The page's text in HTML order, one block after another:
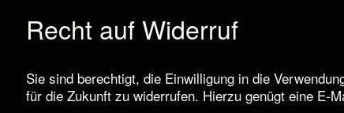
Recht auf Widerruf
Sie sind berechtigt, die Einwilligung in die
für die Zukunft zu widerrufen. Hierzu genügt eine E-